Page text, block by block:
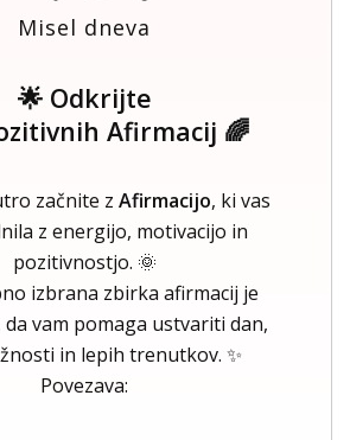
Misel dneva
🌟 Odkrijte
Afirmacij 🌈
začnite z Afirmacijo, ki vas
z energijo, motivacijo in
pozitivnostjo. 🌞
izbrana zbirka afirmacij je
da vam pomaga ustvariti dan,
in lepih trenutkov. ✨
Povezava: